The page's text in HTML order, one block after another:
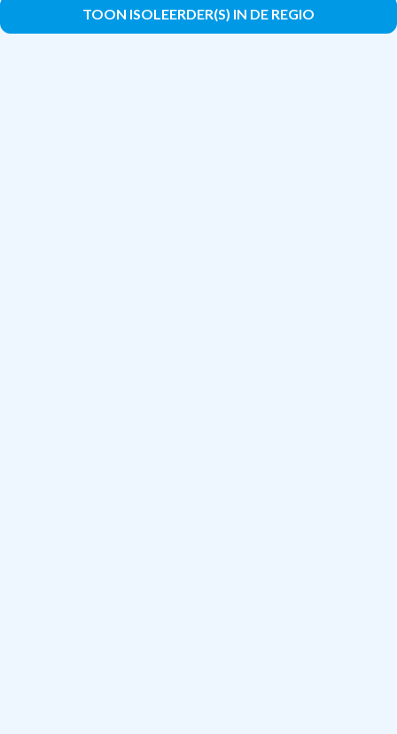
TOON ISOLEERDER(S) IN DE REGIO